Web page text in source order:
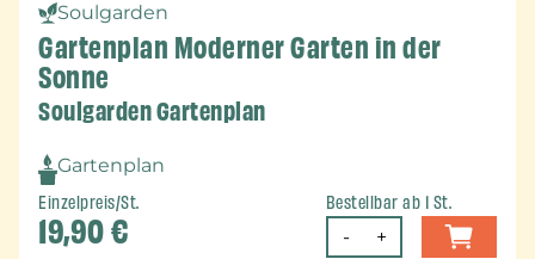
Soulgarden
Gartenplan Moderner Garten in der
Sonne
Soulgarden Gartenplan
Gartenplan
Einzelpreis/St.
19,90€
Bestellbar ab 1 St.
- +